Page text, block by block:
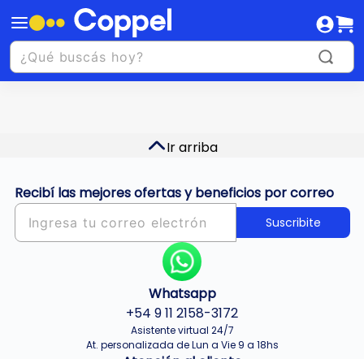
Ir arriba
Recibí las mejores ofertas y beneficios por correo
Suscribite
Whatsapp
+54 9 11 2158-3172
Asistente virtual 24/7
At. personalizada de Lun a Vie 9 a 18hs